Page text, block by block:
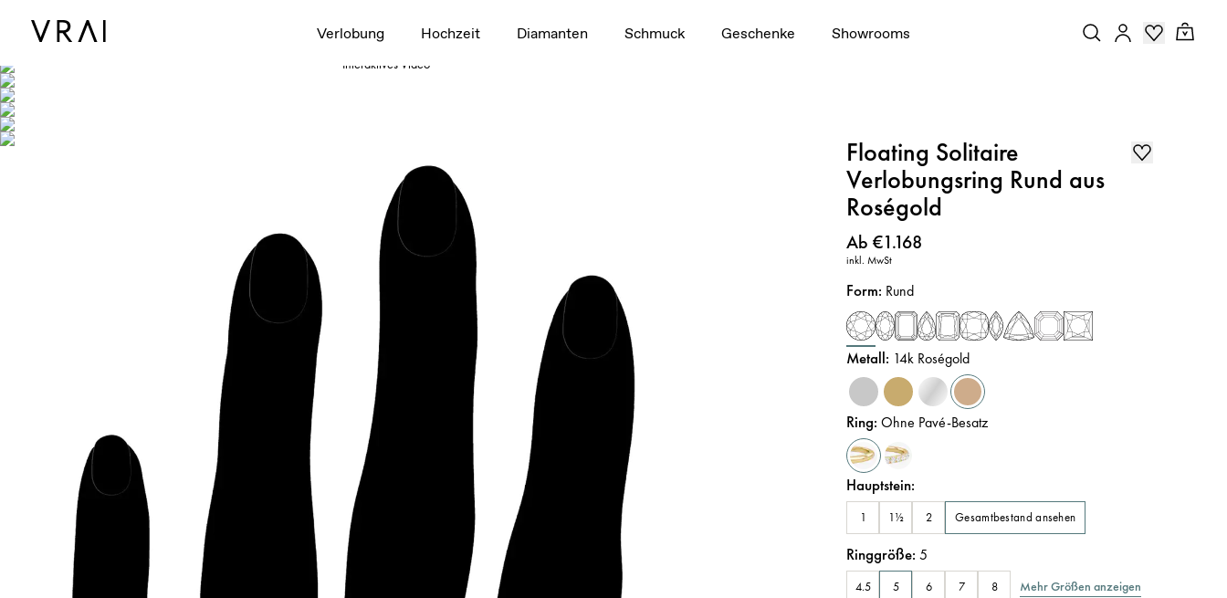
Verlobung Hochzeit Diamanten Schmuck Geschenke Showrooms
Interaktives Video
Floating Solitaire
Verlobungsring Rund aus
Roségold
Preis:
Ab €1.168
inkl. MwSt
Form: Rund
Metall: 14k Roségold
Ring:Ohne Pavé-Besatz
Hauptstein:
1 1½ 2 Gesamtbestand ansehen
Ringgröße:5
4.5 5 6 7 8 Mehr Größen anzeigen